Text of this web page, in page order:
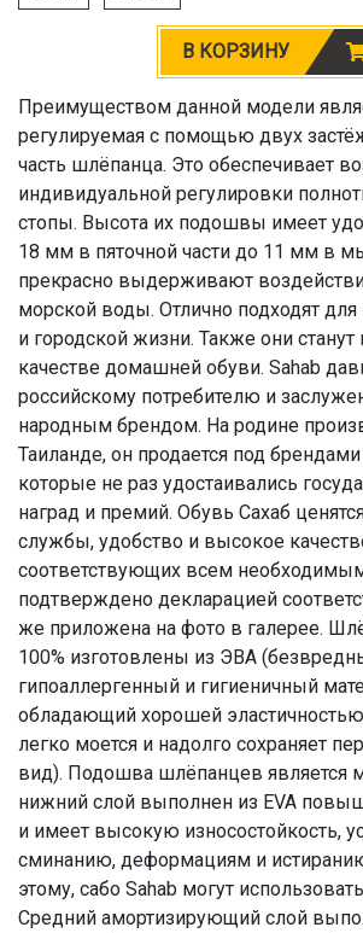
В КОРЗИНУ
Преимуществом данной модели
регулируемая с помощью двух
часть шлёпанца. Это обеспечивает
индивидуальной регулировки
стопы. Высота их подошвы имеет
18 мм в пяточной части до 11 мм в
прекрасно выдерживают
морской воды. Отлично подходят
и городской жизни. Также они
качестве домашней обуви. Sahab
российскому потребителю и
народным брендом. На родине
Таиланде, он продается под брендами
которые не раз удостаивались
наград и премий. Обувь Сахаб
службы, удобство и высокое
соответствующих всем
подтверждено декларацией
же приложена на фото в галерее.
100% изготовлены из ЭВА
гипоаллергенный и гигиеничный
обладающий хорошей
легко моется и надолго сохраняет
вид). Подошва шлёпанцев является
нижний слой выполнен из EVA
и имеет высокую износостойкость,
сминанию, деформациям и
этому, сабо Sahab могут
Средний амортизирующий слой